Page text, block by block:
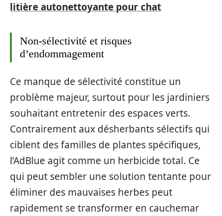
litière autonettoyante pour chat
Non-sélectivité et risques
d’endommagement
Ce manque de sélectivité constitue un
problème majeur, surtout pour les jardiniers
souhaitant entretenir des espaces verts.
Contrairement aux désherbants sélectifs qui
ciblent des familles de plantes spécifiques,
l’AdBlue agit comme un herbicide total. Ce
qui peut sembler une solution tentante pour
éliminer des mauvaises herbes peut
rapidement se transformer en cauchemar